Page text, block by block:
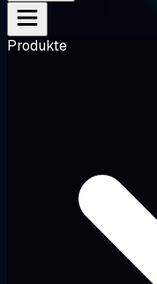
Produkte